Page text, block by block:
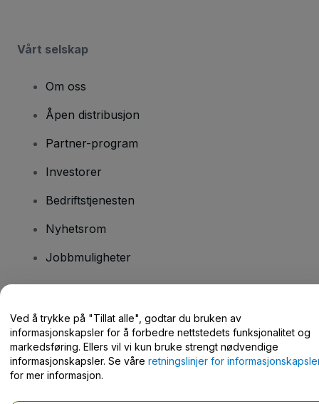
Vårt selskap
Om oss
Åpen distribusjon
Partner-program
Investorer
Bedriftstjenesten
Nyhetsrom
Jobbmuligheter
Hjelpesenter / kontakt oss
Ved å trykke på "Tillat alle", godtar du bruken av
informasjonskapsler for å forbedre nettstedets funksjonalitet og
markedsføring. Ellers vil vi kun bruke strengt nødvendige
informasjonskapsler. Se våre retningslinjer for
for mer informasjon.